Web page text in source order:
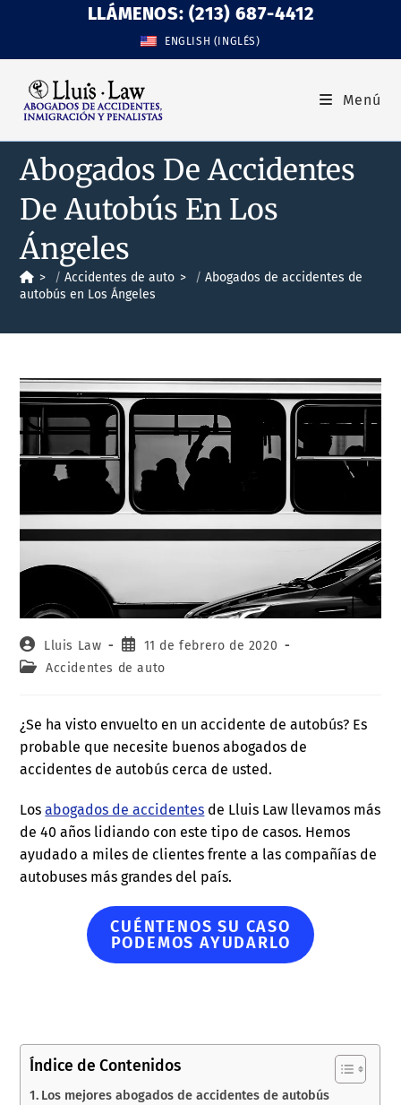
LLÁMENOS: (213) 687-4412
ENGLISH (INGLÉS)
Menú
Abogados De Accidentes
De Autobús En Los
Ángeles
> Accidentes de auto >
Abogados de accidentes de
autobús en Los Ángeles
Lluis Law
11 de febrero de 2020
Accidentes de auto
¿Se ha visto envuelto en un accidente de autobús? Es
probable que necesite buenos abogados de
accidentes de autobús cerca de usted.
Losabogados de accidentes de Lluis Law llevamos más
de 40 años lidiando con este tipo de casos. Hemos
ayudado a miles de clientes frente a las compañías de
autobuses más grandes del país.
CUÉNTENOS SU CASO
PODEMOS AYUDARLO
Índice de Contenidos
Los mejores abogados de accidentes de autobús